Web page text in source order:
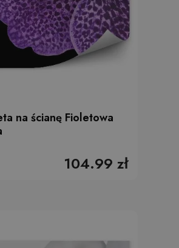
na ścianę Fioletowa
104.99 zł